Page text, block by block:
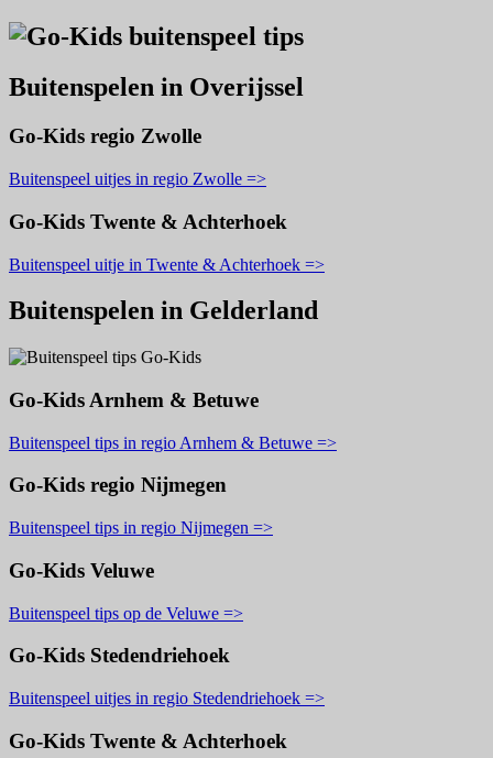
Buitenspelen in Overijssel
Go-Kids regio Zwolle
Buitenspeel uitjes in regio Zwolle =>
Go-Kids Twente & Achterhoek
Buitenspeel uitje in Twente & Achterhoek =>
Buitenspelen in Gelderland
Go-Kids Arnhem & Betuwe
Buitenspeel tips in regio Arnhem & Betuwe =>
Go-Kids regio Nijmegen
Buitenspeel tips in regio Nijmegen =>
Go-Kids Veluwe
Buitenspeel tips op de Veluwe =>
Go-Kids Stedendriehoek
Buitenspeel uitjes in regio Stedendriehoek =>
Go-Kids Twente & Achterhoek